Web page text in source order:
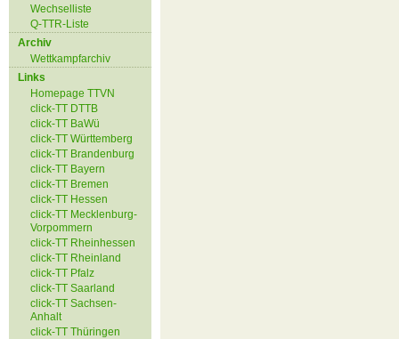
Wechselliste
Q-TTR-Liste
Archiv
Wettkampfarchiv
Links
Homepage TTVN
click-TT DTTB
click-TT BaWü
click-TT Württemberg
click-TT Brandenburg
click-TT Bayern
click-TT Bremen
click-TT Hessen
click-TT Mecklenburg-
Vorpommern
click-TT Rheinhessen
click-TT Rheinland
click-TT Pfalz
click-TT Saarland
click-TT Sachsen-
Anhalt
click-TT Thüringen